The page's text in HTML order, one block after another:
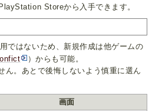
Storeから入手できます。
ではないため、新規作成は他ゲームの
）からも可能。
ん。あとで後悔しないよう慎重に選ん
画面